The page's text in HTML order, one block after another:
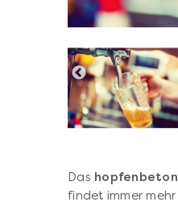
Das
findet immer